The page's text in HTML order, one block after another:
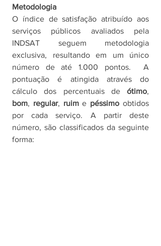
Metodologia
O índice de satisfação atribuído aos
serviços públicos avaliados pela
INDSAT seguem metodologia
exclusiva, resultando em um único
número de até 1.000 pontos.  A
pontuação é atingida através do
cálculo dos percentuais de ótimo
bom, regular, ruim e péssimo obtidos
por cada serviço. A partir deste
número, são classificados da seguinte
forma: